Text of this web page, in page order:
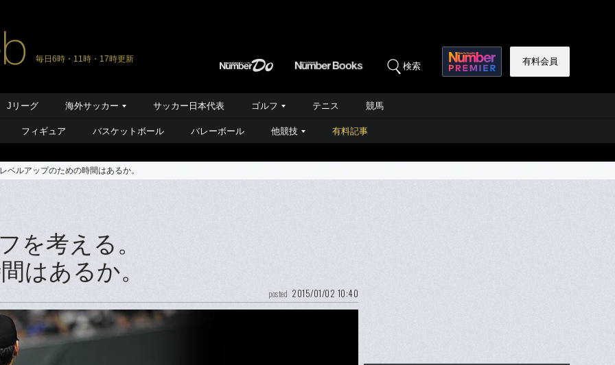
毎日6時・11時・17時更新
検索 有料会員
Jリーグ 海外サッカー サッカー日本代表 ゴルフ テニス 競馬
フィギュア バスケットボール バレーボール 他競技 有料記事
ベルアップのための時間はあるか。
を考える。
はあるか。
posted 2015/01/02 10:40